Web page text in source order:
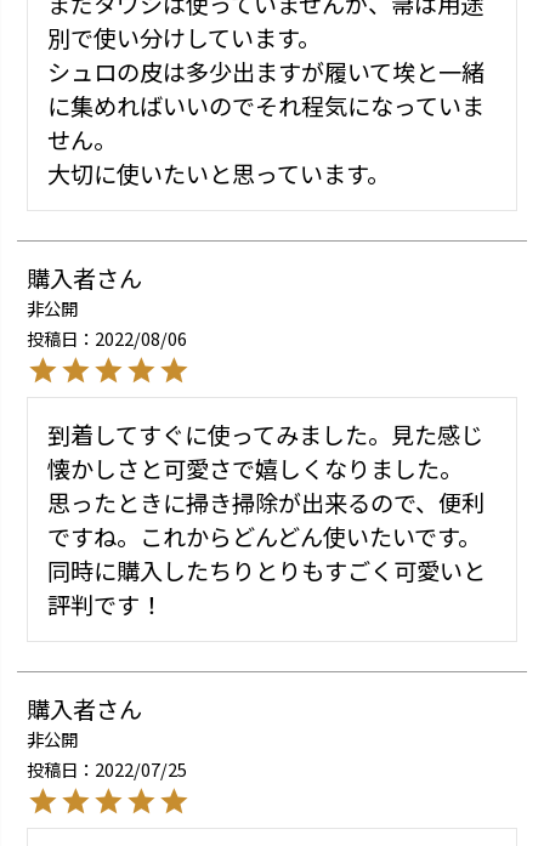
別で使い分けしています。
シュロの皮は多少出ますが履いて埃と一緒
に集めればいいのでそれ程気になっていま
せん。
大切に使いたいと思っています。
購入者
非公開
投稿日
2022/08/06
到着してすぐに使ってみました。見た感じ
懐かしさと可愛さで嬉しくなりました。
思ったときに掃き掃除が出来るので、便利
ですね。これからどんどん使いたいです。
同時に購入したちりとりもすごく可愛いと
評判です！
購入者
非公開
投稿日
2022/07/25